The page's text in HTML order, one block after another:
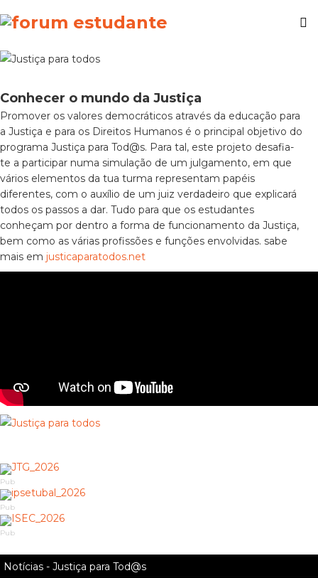
Conhecer o mundo da Justiça
Promover os valores democráticos através da educação para
a Justiça e para os Direitos Humanos é o principal objetivo do
programa Justiça para Tod@s. Para tal, este projeto desafia-
te a participar numa simulação de um julgamento, em que
vários elementos da tua turma representam papéis
diferentes, com o auxílio de um juiz verdadeiro que explicará
todos os passos a dar. Tudo para que os estudantes
conheçam por dentro a forma de funcionamento da Justiça,
bem como as várias profissões e funções envolvidas. sabe
mais em justicaparatodos.net
Pub
Pub
Pub
Notícias - Justiça para Tod@s